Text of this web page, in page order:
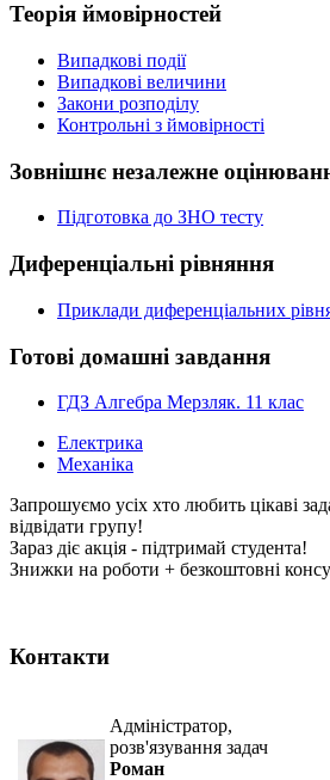
Теорія ймовірностей
Випадкові події
Випадкові величини
Закони розподілу
Контрольні з ймовірності
Зовнішнє незалежне
Підготовка до ЗНО тесту
Диференціальні рівняння
Приклади диференціальних
Готові домашні завдання
ГДЗ Алгебра Мерзляк. 11 клас
Електрика
Механіка
Запрошуємо усіх хто любить цікаві
відвідати групу!
Зараз діє акція - підтримай студента!
Знижки на роботи + безкоштовні
Контакти
Адміністратор,
розв'язування задач
Роман